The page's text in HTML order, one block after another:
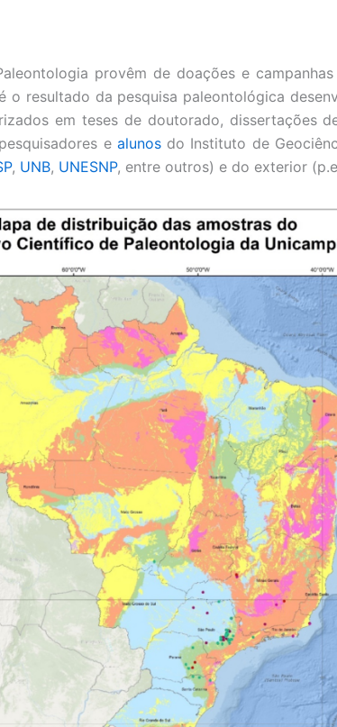
provêm de doações e
o resultado da pesquisa paleontológica
em teses de doutorado, dissertações
e alunosdo Instituto de
, UNB, UNESNP, entre outros) e do exterior